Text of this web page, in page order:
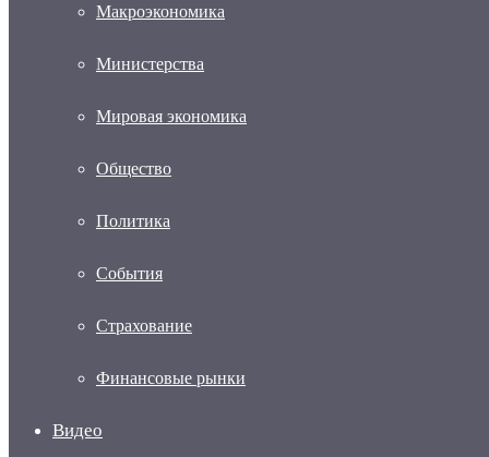
Макроэкономика
Министерства
Мировая экономика
Общество
Политика
События
Страхование
Финансовые рынки
Видео